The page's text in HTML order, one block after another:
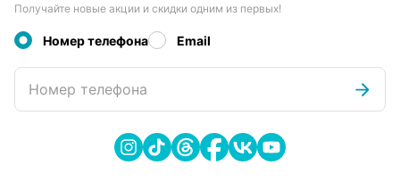
Получайте новые акции и скидки одним из первых!
Номер телефона Email
Номер телефона